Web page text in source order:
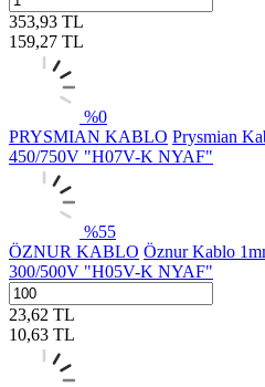
353,93 TL
159,27 TL
%0
PRYSMIAN KABLO Prysmian
450/750V "H07V-K NYAF"
%55
ÖZNUR KABLO Öznur Kablo
300/500V "H05V-K NYAF"
23,62 TL
10,63 TL